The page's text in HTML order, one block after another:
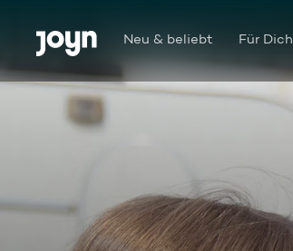
Zum Inhalt springen
Barrierefrei Neu & beliebt Für Dich